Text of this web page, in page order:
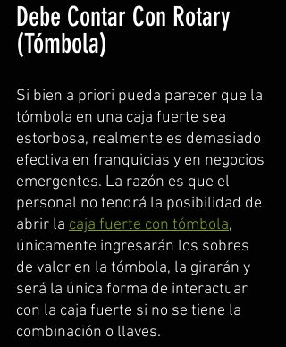
Debe Contar Con Rotary
(Tómbola)
Si bien a priori pueda parecer que la
tómbola en una caja fuerte sea
estorbosa, realmente es demasiado
efectiva en franquicias y en negocios
emergentes. La razón es que el
personal no tendrá la posibilidad de
abrir la caja fuerte con tómbola,
únicamente ingresarán los sobres
de valor en la tómbola, la girarán y
será la única forma de interactuar
con la caja fuerte si no se tiene la
combinación o llaves.